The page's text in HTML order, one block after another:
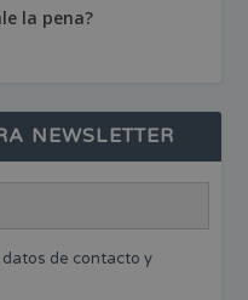
la pena?
NEWSLETTER
de contacto y